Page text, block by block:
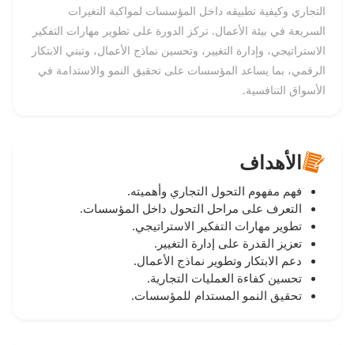
التجاري وكيفية تطبيقه داخل المؤسسات لمواكبة التغيرات
السريعة في بيئة الأعمال. تركز الدورة على تطوير مهارات التفكير
الاستراتيجي، وإدارة التغيير، وتحسين نماذج الأعمال، وتبني الابتكار
الرقمي، بما يساعد المؤسسات على تحقيق النمو والاستدامة في
الأسواق التنافسية.
الأهداف
فهم مفهوم التحول التجاري وأهميته.
التعرف على مراحل التحول داخل المؤسسات.
تطوير مهارات التفكير الاستراتيجي.
تعزيز القدرة على إدارة التغيير.
دعم الابتكار وتطوير نماذج الأعمال.
تحسين كفاءة العمليات التجارية.
تحقيق النمو المستدام للمؤسسات.